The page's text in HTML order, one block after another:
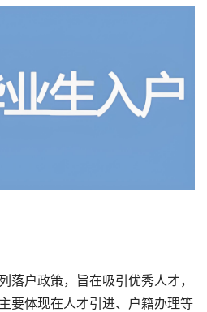
落户政策，旨在吸引优秀人才，
要体现在人才引进、户籍办理等